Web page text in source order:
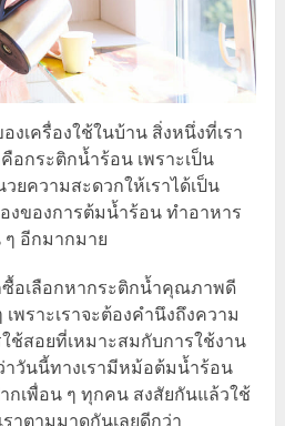
งเครื่องใช้ในบ้าน สิ่งหนึ่งที่เรา
อกระติกน้ำร้อน เพราะเป็น
ยความสะดวกให้เราได้เป็น
องของการต้มน้ำร้อน ทำอาหาร
อีกมากมาย
ซื้อเลือกหากระติกน้ำคุณภาพดี
พราะเราจะต้องคำนึงถึงความ
ช้สอยที่เหมาะสมกับการใช้งาน
าวันนี้ทางเรามีหม้อต้มน้ำร้อน
เพื่อน ๆ ทุกคน สงสัยกันแล้วใช้
าตามมาดูกันเลยดีกว่า